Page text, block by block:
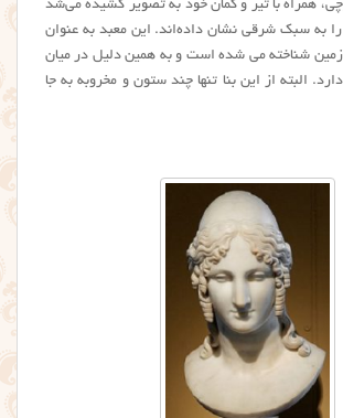
همراه با تیر و کمان خود به تصویر کشیده می‌شد
به سبک شرقی نشان داده‌اند. این معبد به عنوان
زمین شناخته می شده است و به همین دلیل در میان
البته از این بنا تنها چند ستون و مخروبه به جا